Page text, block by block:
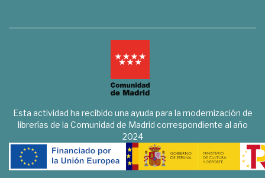
Esta actividad ha recibido una ayuda para la modernización de
librerías de la Comunidad de Madrid correspondiente al año
2024